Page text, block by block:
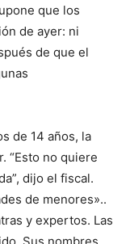
que los
de ayer: ni
de que el
de 14 años, la
“Esto no quiere
dijo el fiscal.
de menores»..
y expertos. Las